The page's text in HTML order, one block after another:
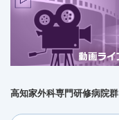
高知家外科専門研修病院群